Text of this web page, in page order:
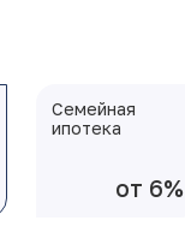
Семейная
ипотека
от 6%